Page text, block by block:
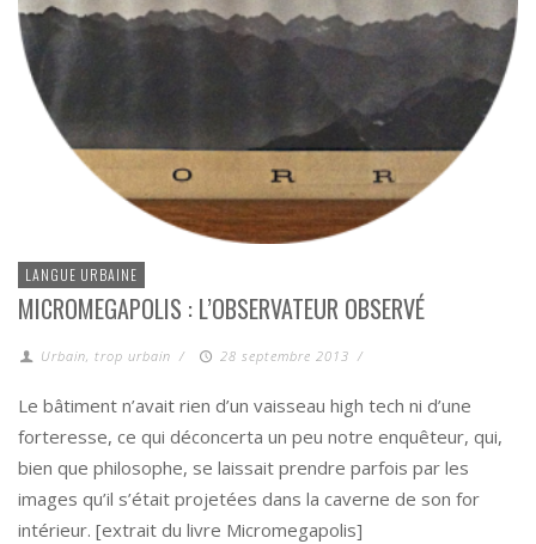
LANGUE URBAINE
MICROMEGAPOLIS : L’OBSERVATEUR OBSERVÉ
Urbain, trop urbain / 28 septembre 2013 /
Le bâtiment n’avait rien d’un vaisseau high tech ni d’une
forteresse, ce qui déconcerta un peu notre enquêteur, qui,
bien que philosophe, se laissait prendre parfois par les
images qu’il s’était projetées dans la caverne de son for
intérieur. [extrait du livre Micromegapolis]